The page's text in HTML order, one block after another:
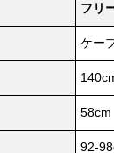
フリ
ケー
58cm
92-